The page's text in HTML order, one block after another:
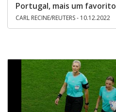
Portugal, mais um favorito
CARL RECINE/REUTERS - 10.12.2022